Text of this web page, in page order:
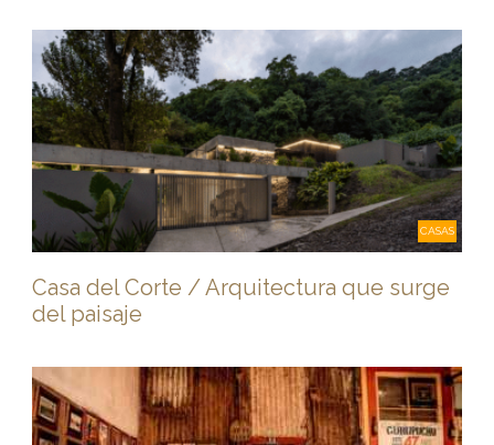
CASAS
Casa del Corte / Arquitectura que surge
del paisaje